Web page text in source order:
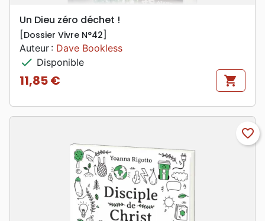
Un Dieu zéro déchet !
[Dossier Vivre N°42]
Auteur : Dave Bookless
check Disponible
Prix
11,85 € shopping_cart
favorite_border